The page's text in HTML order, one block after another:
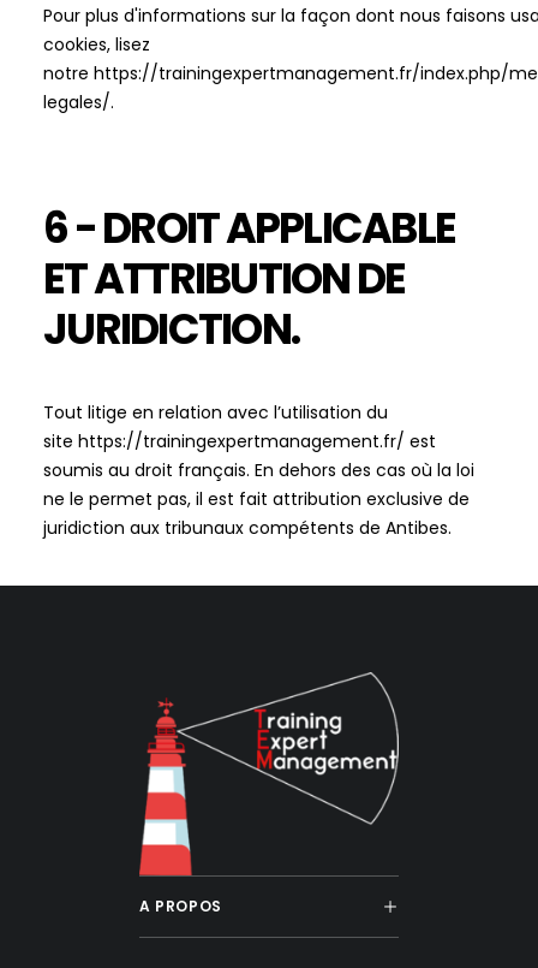
Pour plus d'informations sur la façon dont nous faisons
cookies, lisez
notre https://trainingexpertmanagement.fr/index.php/
legales/.
6 - DROIT APPLICABLE
ET ATTRIBUTION DE
JURIDICTION.
Tout litige en relation avec l’utilisation du
site https://trainingexpertmanagement.fr/ est
soumis au droit français. En dehors des cas où la loi
ne le permet pas, il est fait attribution exclusive de
juridiction aux tribunaux compétents de Antibes.
A PROPOS